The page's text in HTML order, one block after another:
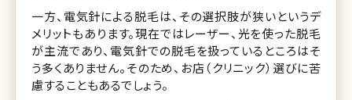
一方、電気針による脱毛は、その選択肢が狭いというデ
メリットもあります。現在ではレーザー、光を使った脱毛
が主流であり、電気針での脱毛を扱っているところはそ
う多くありません。そのため、お店（クリニック）選びに苦
慮することもあるでしょう。